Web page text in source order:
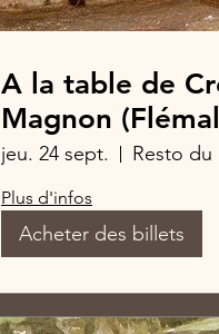
A la table de
Magnon
jeu. 24 sept.
Plus d'infos
Acheter des billets